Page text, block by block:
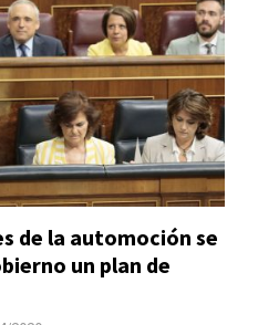
de la automoción se
un plan de